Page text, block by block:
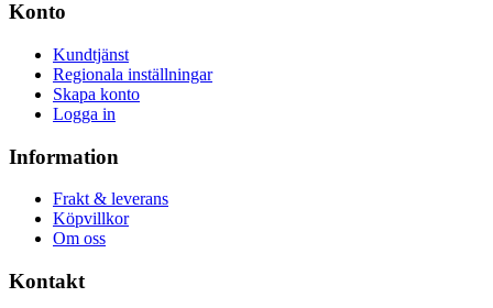
Konto
Kundtjänst
Regionala inställningar
Skapa konto
Logga in
Information
Frakt & leverans
Köpvillkor
Om oss
Kontakt